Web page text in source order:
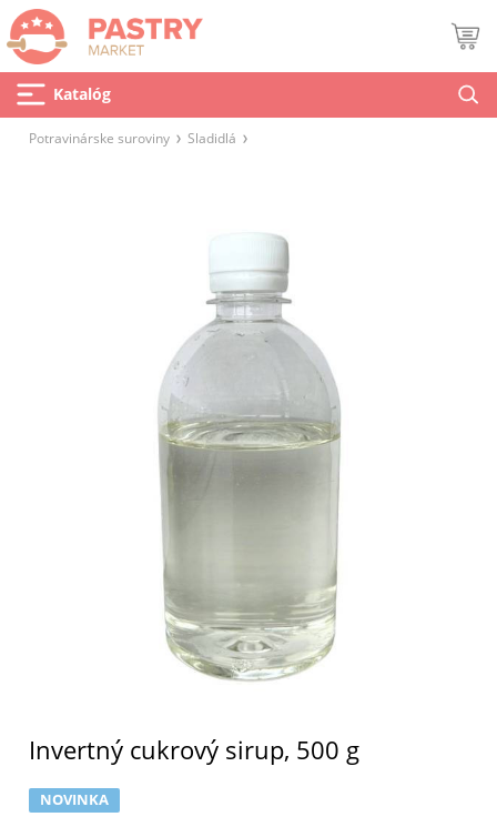
Katalóg
Potravinárske suroviny Sladidlá
Invertný cukrový sirup, 500 g
NOVINKA